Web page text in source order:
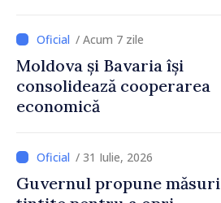
Guvernului, Alexei Buzu:
„85,5% dintre primării au
inițiat procesul. Le
mulțumim aleșilor locali
pentru că au pus pe primul
dezvoltar
/ Acum 7 zile
Moldova și Bavaria își
consolidează cooperarea
economică
/ 31 Iulie, 2026
Guvernul propune măsuri